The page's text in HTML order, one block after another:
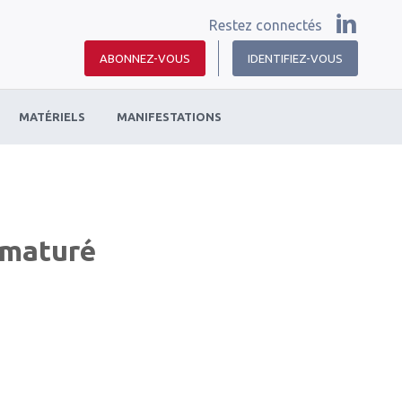
Restez connectés
ABONNEZ-VOUS IDENTIFIEZ-VOUS
MATÉRIELS MANIFESTATIONS